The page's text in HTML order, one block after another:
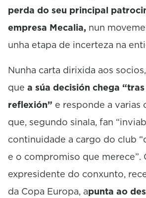
perda do seu principal
empresa Mecalia, nun
unha etapa de incerteza na
Nunha carta dirixida aos
que a súa decisión chega
reflexión” e responde a varias
que, segundo sinala, fan
continuidade a cargo do club
e o compromiso que merece”.
expresidente do conxunto,
da Copa Europa, apunta ao